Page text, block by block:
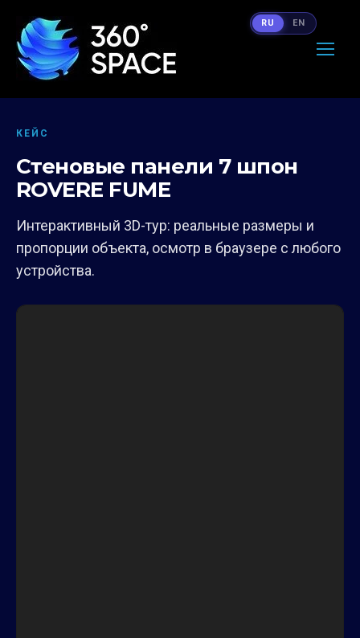
КЕЙС
Стеновые панели 7 шпон
ROVERE FUME
Интерактивный 3D-тур: реальные размеры и
пропорции объекта, осмотр в браузере с любого
устройства.
RU EN